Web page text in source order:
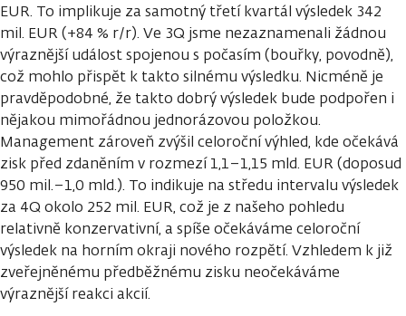
EUR. To implikuje za samotný třetí kvartál výsledek 342
mil. EUR (+84 % r/r). Ve 3Q jsme nezaznamenali žádnou
výraznější událost spojenou s počasím (bouřky, povodně),
což mohlo přispět k takto silnému výsledku. Nicméně je
pravděpodobné, že takto dobrý výsledek bude podpořen i
nějakou mimořádnou jednorázovou položkou.
Management zároveň zvýšil celoroční výhled, kde očekává
zisk před zdaněním v rozmezí 1,1–1,15 mld. EUR (doposud
950 mil.–1,0 mld.). To indikuje na středu intervalu výsledek
za 4Q okolo 252 mil. EUR, což je z našeho pohledu
relativně konzervativní, a spíše očekáváme celoroční
výsledek na horním okraji nového rozpětí. Vzhledem k již
zveřejněnému předběžnému zisku neočekáváme
výraznější reakci akcií.